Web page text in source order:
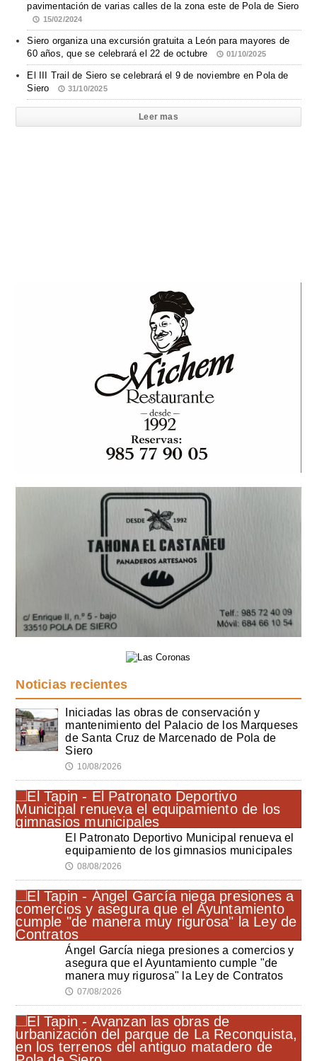
pavimentación de varias calles de la zona este de Pola de Siero
15/02/2024
Siero organiza una excursión gratuita a León para mayores de
60 años, que se celebrará el 22 de octubre
01/10/2025
El III Trail de Siero se celebrará el 9 de noviembre en Pola de
Siero
31/10/2025
Leer mas
Noticias recientes
Iniciadas las obras de conservación y
mantenimiento del Palacio de los Marqueses
de Santa Cruz de Marcenado de Pola de
Siero
🕔 10/08/2026
El Patronato Deportivo Municipal renueva el
equipamiento de los gimnasios municipales
🕔 08/08/2026
Ángel García niega presiones a comercios y
asegura que el Ayuntamiento cumple "de
manera muy rigurosa" la Ley de Contratos
🕔 07/08/2026